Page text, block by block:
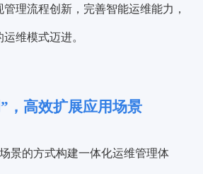
理流程创新，完善智能运维能力，
维模式迈进。
，高效扩展应用场景
景的方式构建一体化运维管理体